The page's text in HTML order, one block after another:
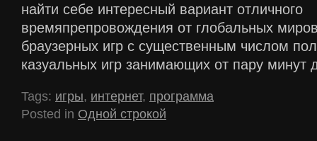
найти себе интересный вариант отличного
времяпрепровождения от глобальных
браузерных игр с существенным числом
казуальных игр занимающих от пару минут
Tags: игры, интернет, программа
Posted in Одной строкой